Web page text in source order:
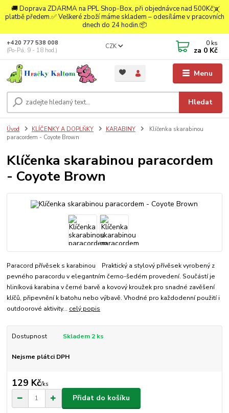
🚚 Doprava ZDARMA na PPL Shop-Box, při objednávce nad 500Kč a
platbě předem.✅ Veškeré zboží máme skladem – odesíláme v pracovních
dnech do 24 hodin.📦
Menu
CZK
Hledat
+420 777 538 008
(Po-Pá, 9 - 18 hod.)
0 ks
za 0 Kč
Úvod KLÍČENKY A DOPLŇKY KARABINY
Klíčenka skarabinou
paracordem - Coyote Brown
Klíčenka skarabinou paracordem
- Coyote Brown
Paracord přívěsek s karabinou Praktický a stylový přívěsek vyrobený z
pevného paracordu v elegantním černo-šedém provedení. Součástí je
hliníková karabina v černé barvě a kovový kroužek pro snadné zavěšení
klíčů, připevnění k batohu nebo výbavě. Vhodné pro každodenní použití i
outdoorové aktivity... celý popis
Dostupnost Skladem 2 ks
Nejsme plátci DPH
129 Kč/ks
Přidat do košíku